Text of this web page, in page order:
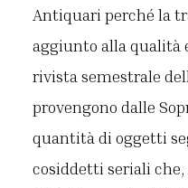
Antiquari perché la
aggiunto alla qualità
rivista semestrale
provengono dalle
quantità di oggetti
cosiddetti seriali